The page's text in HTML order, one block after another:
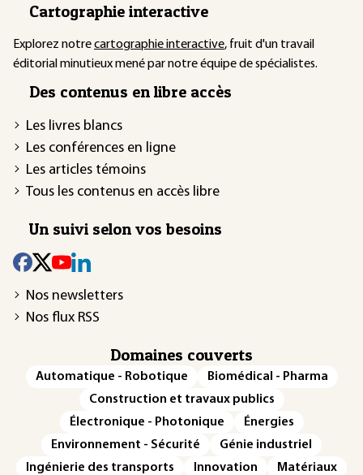
Cartographie interactive
Explorez notrecartographie interactive, fruit d'un travail
éditorial minutieux mené par notre équipe de spécialistes.
Des contenus en libre accès
Les livres blancs
Les conférences en ligne
Les articles témoins
Tous les contenus en accès libre
Un suivi selon vos besoins
Nos newsletters
Nos flux RSS
Domaines couverts
Automatique - Robotique
Biomédical - Pharma
Construction et travaux publics
Électronique - Photonique
Énergies
Environnement - Sécurité
Génie industriel
Ingénierie des transports
Innovation
Matériaux